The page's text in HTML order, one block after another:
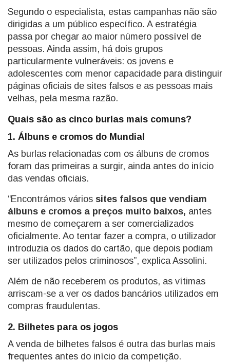
Segundo o especialista, estas campanhas não são
dirigidas a um público específico. A estratégia
passa por chegar ao maior número possível de
pessoas. Ainda assim, há dois grupos
particularmente vulneráveis: os jovens e
adolescentes com menor capacidade para distinguir
páginas oficiais de sites falsos e as pessoas mais
velhas, pela mesma razão.
Quais são as cinco burlas mais comuns?
1. Álbuns e cromos do Mundial
As burlas relacionadas com os álbuns de cromos
foram das primeiras a surgir, ainda antes do início
das vendas oficiais.
“Encontrámos vários sites falsos que vendiam
álbuns e cromos a preços muito baixos, antes
mesmo de começarem a ser comercializados
oficialmente. Ao tentar fazer a compra, o utilizador
introduzia os dados do cartão, que depois podiam
ser utilizados pelos criminosos”, explica Assolini.
Além de não receberem os produtos, as vítimas
arriscam-se a ver os dados bancários utilizados em
compras fraudulentas.
2. Bilhetes para os jogos
A venda de bilhetes falsos é outra das burlas mais
frequentes antes do início da competição.